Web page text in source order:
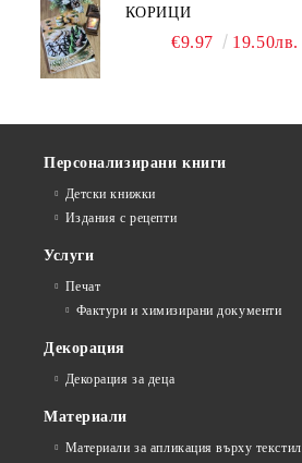
КОРИЦИ
€9.97 19.50лв.
Персонализирани книги
Детски книжки
Издания с рецепти
Услуги
Печат
Фактури и химизирани документи
Декорация
Декорация за деца
Материали
Материали за апликация върху текстил